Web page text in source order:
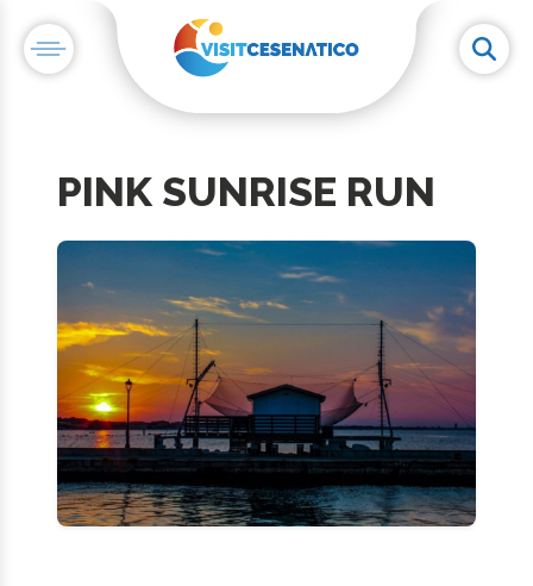
PINK SUNRISE RUN